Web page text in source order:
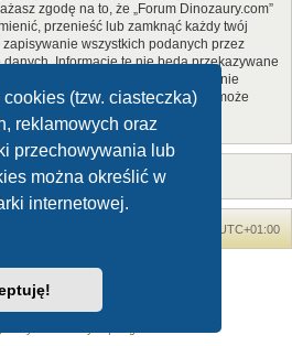
(tzw. ciasteczka)
reklamowych oraz
przechowywania lub
można określić w
internetowej.
zgodę na to, że „Forum Dinozaury.com”
przenieść lub zamknąć każdy twój
wszystkich podanych przez
Informacje te nie będą przekazywane
„Forum Dinozaury.com”, ani phpBB nie
do witryny, podczas których może
UTC+01:00
© 2006-2020
® Forum Software © phpBB Limited
językowy dostarcza